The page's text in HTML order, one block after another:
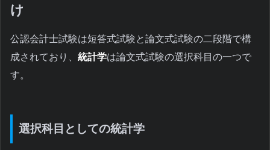
け
公認会計士試験は短答式試験と論文式試験の二段階で構
成されており、 統計学は論文式試験の選択科目の一つで
す。
選択科目としての統計学